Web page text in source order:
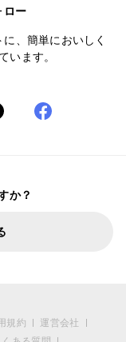
ロー
、簡単においしく
います。
か？
規約
運営会社